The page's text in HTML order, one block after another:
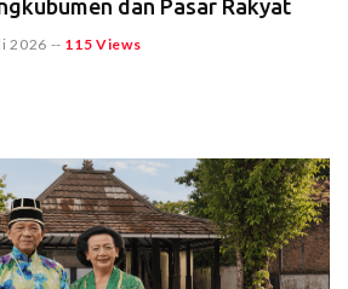
dan Pasar Rakyat
2026 -- 115 Views